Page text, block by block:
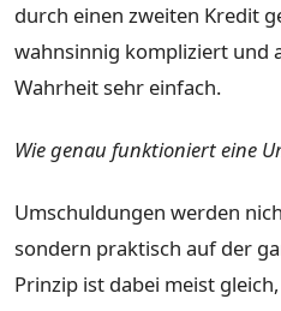
durch einen zweiten Kredit
wahnsinnig kompliziert und
Wahrheit sehr einfach.
Wie genau funktioniert eine
Umschuldungen werden
sondern praktisch auf der
Prinzip ist dabei meist